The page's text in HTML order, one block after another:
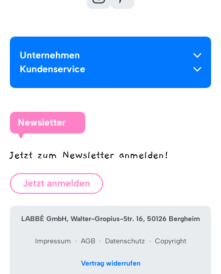
Unternehmen
Kundenservice
Newsletter
Jetzt zum Newsletter anmelden!
Jetzt anmelden
LABBÉ GmbH, Walter-Gropius-Str. 16, 50126 Bergheim
Impressum AGB Datenschutz Copyright
Vertrag widerrufen